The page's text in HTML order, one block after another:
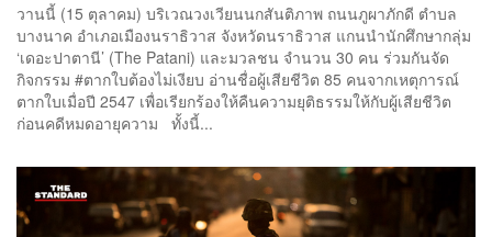
วานนี้ (15 ตุลาคม) บริเวณวงเวียนนกสันติภาพ ถนนภูผาภักดี ตำบล
บางนาค อำเภอเมืองนราธิวาส จังหวัดนราธิวาส แกนนำนักศึกษากลุ่ม
‘เดอะปาตานี’ (The Patani) และมวลชน จำนวน 30 คน ร่วมกันจัด
กิจกรรม #ตากใบต้องไม่เงียบ อ่านชื่อผู้เสียชีวิต 85 คนจากเหตุการณ์
ตากใบเมื่อปี 2547 เพื่อเรียกร้องให้คืนความยุติธรรมให้กับผู้เสียชีวิต
ก่อนคดีหมดอายุความ ทั้งนี้...